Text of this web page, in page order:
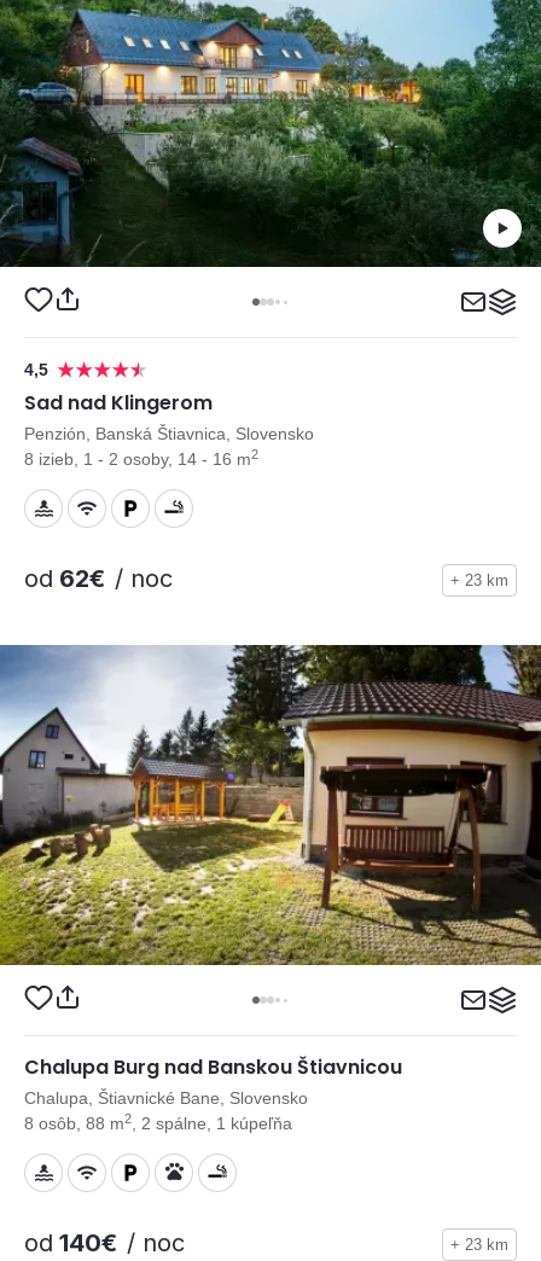
4,5
Sad nad Klingerom
Penzión, Banská Štiavnica, Slovensko
8 izieb, 1 - 2 osoby, 14 - 16 m2
od 62€ / noc + 23 km
Chalupa Burg nad Banskou Štiavnicou
Chalupa, Štiavnické Bane, Slovensko
8 osôb, 88 m2 , 2 spálne, 1 kúpeľňa
od 140€ / noc + 23 km